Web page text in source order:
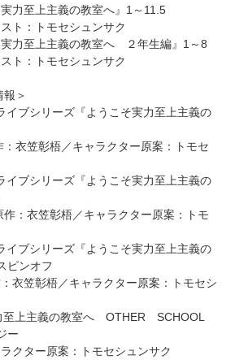
力至上主義の教室へ』1～11.5
ト：トモセシュンサク
実力至上主義の教室へ ２年生編』1～8
ト：トモセシュンサク
報＞
ブシリーズ『ようこそ実力至上主義の
衣笠彰梧／キャラクター原案：トモセ
ブシリーズ『ようこそ実力至上主義の
：衣笠彰梧／キャラクター原案：トモ
ブシリーズ『ようこそ実力至上主義の
ンオフ
衣笠彰梧／キャラクター原案：トモセシ
至上主義の教室へ OTHER SCHOOL
ー
クター原案：トモセシュンサク